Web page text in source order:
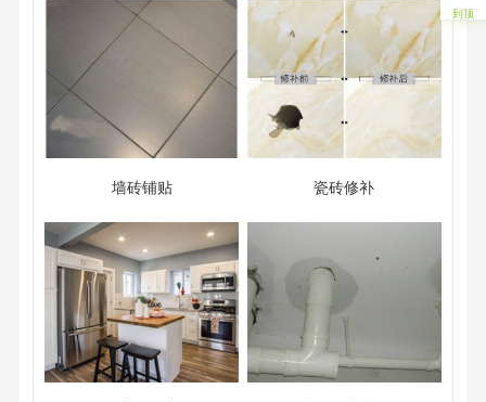
墙砖铺贴 瓷砖修补
到顶